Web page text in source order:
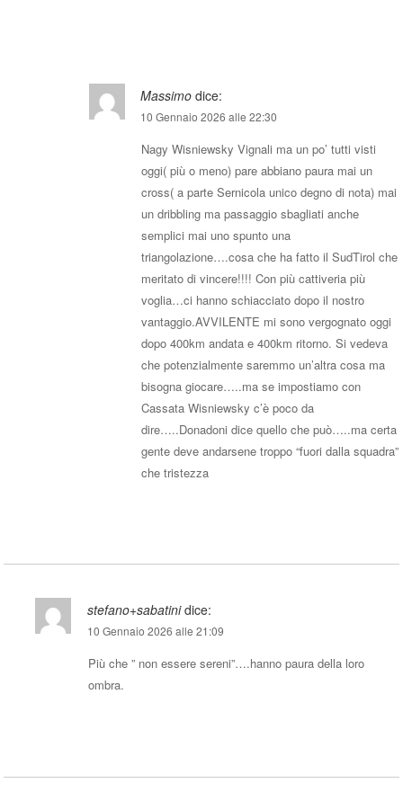
Massimo dice:
10 Gennaio 2026 alle 22:30
Nagy Wisniewsky Vignali ma un po’ tutti visti
oggi( più o meno) pare abbiano paura mai un
cross( a parte Sernicola unico degno di nota) mai
un dribbling ma passaggio sbagliati anche
semplici mai uno spunto una
triangolazione….cosa che ha fatto il SudTirol che
meritato di vincere!!!! Con più cattiveria più
voglia…ci hanno schiacciato dopo il nostro
vantaggio.AVVILENTE mi sono vergognato oggi
dopo 400km andata e 400km ritorno. Si vedeva
che potenzialmente saremmo un’altra cosa ma
bisogna giocare…..ma se impostiamo con
Cassata Wisniewsky c’è poco da
dire…..Donadoni dice quello che può…..ma certa
gente deve andarsene troppo “fuori dalla squadra”
che tristezza
stefano+sabatini dice:
10 Gennaio 2026 alle 21:09
Più che ” non essere sereni”….hanno paura della loro
ombra.